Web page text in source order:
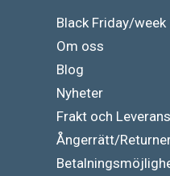
Black Friday/week
Om oss
Blog
Nyheter
Frakt och Leverans
Ångerrätt/